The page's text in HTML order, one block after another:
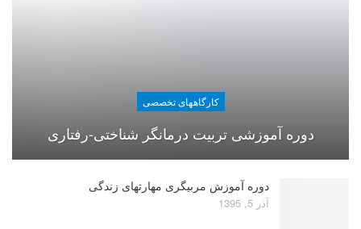
کارگاههای تخصصی
دوره آموزشی تربیت درمانگر شناختی-رفتاری
دوره آموزش مربیگری مهارتهای زندگی
آذر 5, 1395